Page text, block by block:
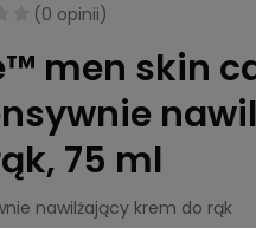
(0 opinii)
men skin
75 ml
nawilżający krem do rąk